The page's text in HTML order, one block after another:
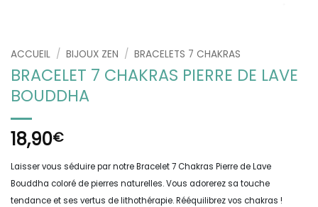
ACCUEIL / BIJOUX ZEN / BRACELETS 7 CHAKRAS
BRACELET 7 CHAKRAS PIERRE DE LAVE
BOUDDHA
18,90€
Laisser vous séduire par notre Bracelet 7 Chakras Pierre de Lave
Bouddha coloré de pierres naturelles. Vous adorerez sa touche
tendance et ses vertus de lithothérapie. Rééquilibrez vos chakras !